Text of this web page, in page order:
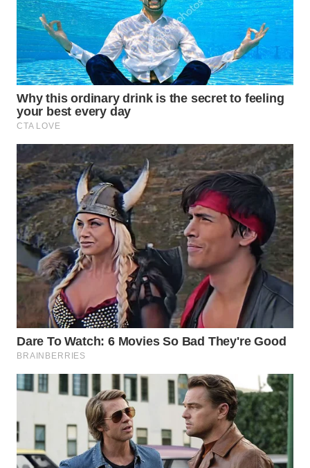
WN
TANJUNG
LESUNG
KARO
WN
SIMALUNGUN
WN
LABUHANBATU
WN
TAPANULI
TENGAH
WN DELI
SERDANG
WN
TEBING
TINGGI
WN
PAKPAK